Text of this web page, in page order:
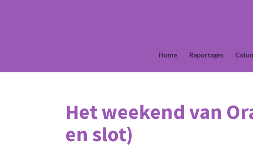
Home Reportages
Het weekend van
en slot)